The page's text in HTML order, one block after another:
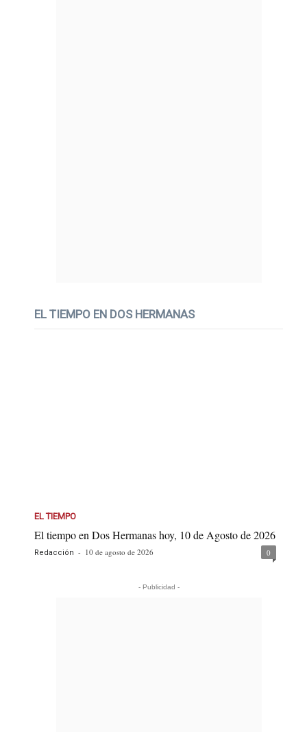
EL TIEMPO EN DOS HERMANAS
EL TIEMPO
El tiempo en Dos Hermanas hoy, 10 de Agosto de 2026
Redacción - 10 de agosto de 2026 0
- Publicidad -